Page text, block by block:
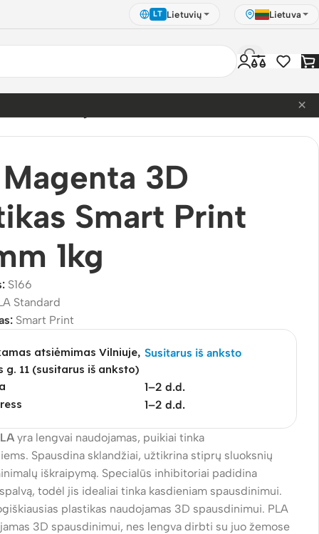
LT Lietuvių Lietuva
×
1.75mm 1kg
3D
Smart Print
1kg
S166
Standard
Smart Print
atsiėmimas Vilniuje,
g. 11 (susitarus iš anksto)
Susitarus iš anksto
1–2 d.d.
1–2 d.d.
yra lengvai naudojamas, puikiai tinka
Spausdina sklandžiai, užtikrina stiprų sluoksnių
iškraipymą. Specialūs inhibitoriai padidina
todėl jis idealiai tinka kasdieniam spausdinimui.
plastikas naudojamas 3D spausdinimui. PLA
3D spausdinimui, nes lengva dirbti su juo žemose